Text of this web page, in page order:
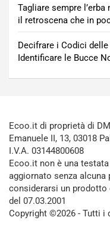
Tagliare sempre
il retroscena che in
Decifrare i Codici
Identificare le Bucce
Ecoo.it di proprietà di
Emanuele II, 13, 03018
I.V.A. 03144800608
Ecoo.it non è una
aggiornato senza
considerarsi un prodotto
del 07.03.2001
Copyright ©2026 - Tutti i